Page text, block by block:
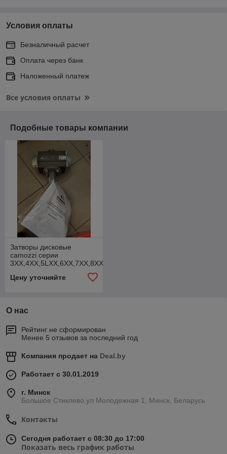
Условия оплаты
Безналичный расчет
Оплата через банк
Наложенный платеж
Все условия оплаты
Подобные товары компании
Затворы дисковые
camozzi серии
3ХХ,4ХХ,5LXX,6ХХ,7ХХ,8ХХ
Цену уточняйте
О нас
Рейтинг не сформирован
Менее 5 отзывов за последний год
Компания продает на Deal.by
Работает с 30.01.2019
г. Минск
Большое Стиклево,ул Молодежная 1, Минск, Беларусь
Контакты
Сегодня работает с 08:30 до 17:00
Показать весь график работы